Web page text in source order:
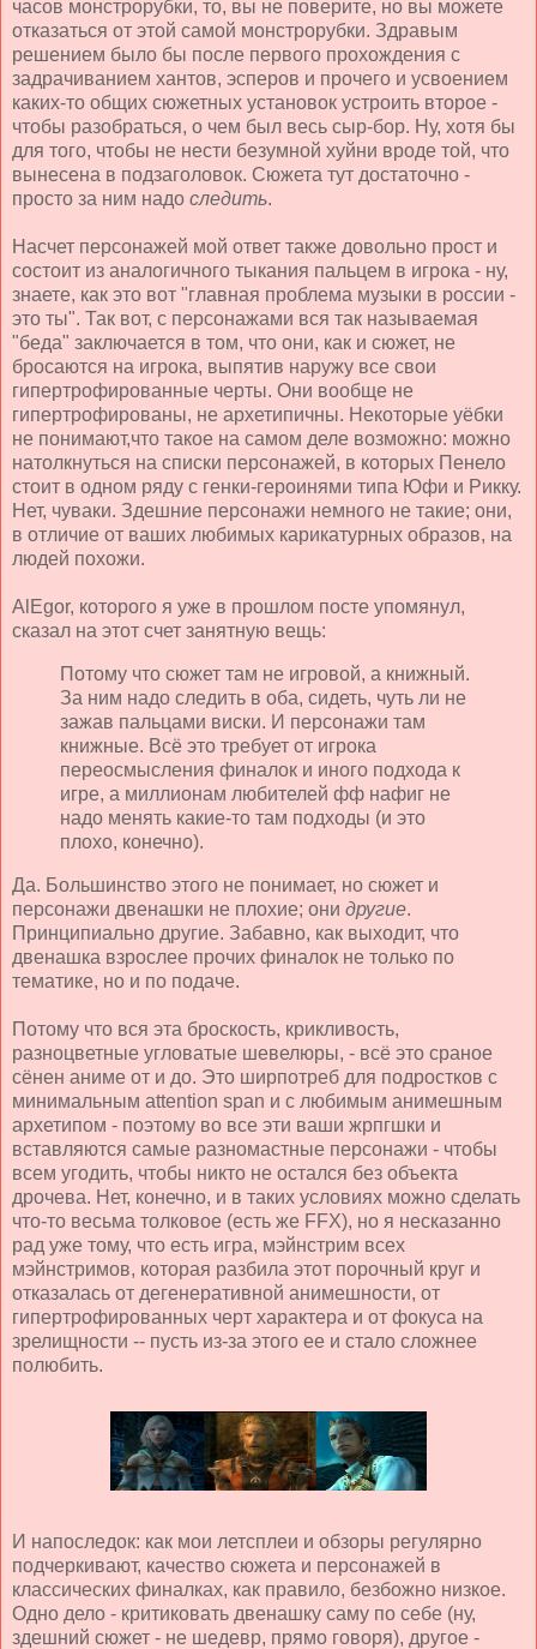
часов монстрорубки, то, вы не поверите, но вы можете
отказаться от этой самой монстрорубки. Здравым
решением было бы после первого прохождения с
задрачиванием хантов, эсперов и прочего и усвоением
каких-то общих сюжетных установок устроить второе -
чтобы разобраться, о чем был весь сыр-бор. Ну, хотя бы
для того, чтобы не нести безумной хуйни вроде той, что
вынесена в подзаголовок. Сюжета тут достаточно -
просто за ним надо следить.
Насчет персонажей мой ответ также довольно прост и
состоит из аналогичного тыкания пальцем в игрока - ну,
знаете, как это вот "главная проблема музыки в россии -
это ты". Так вот, с персонажами вся так называемая
"беда" заключается в том, что они, как и сюжет, не
бросаются на игрока, выпятив наружу все свои
гипертрофированные черты. Они вообще не
гипертрофированы, не архетипичны. Некоторые уёбки
не понимают,что такое на самом деле возможно: можно
натолкнуться на списки персонажей, в которых Пенело
стоит в одном ряду с генки-героинями типа Юфи и Рикку.
Нет, чуваки. Здешние персонажи немного не такие; они,
в отличие от ваших любимых карикатурных образов, на
людей похожи.
AlEgor, которого я уже в прошлом посте упомянул,
сказал на этот счет занятную вещь:
Потому что сюжет там не игровой, а книжный.
За ним надо следить в оба, сидеть, чуть ли не
зажав пальцами виски. И персонажи там
книжные. Всё это требует от игрока
переосмысления финалок и иного подхода к
игре, а миллионам любителей фф нафиг не
надо менять какие-то там подходы (и это
плохо, конечно).
Да. Большинство этого не понимает, но сюжет и
персонажи двенашки не плохие; они другие.
Принципиально другие. Забавно, как выходит, что
двенашка взрослее прочих финалок не только по
тематике, но и по подаче.
Потому что вся эта броскость, крикливость,
разноцветные угловатые шевелюры, - всё это сраное
сёнен аниме от и до. Это ширпотреб для подростков с
минимальным attention span и с любимым анимешным
архетипом - поэтому во все эти ваши жрпгшки и
вставляются самые разномастные персонажи - чтобы
всем угодить, чтобы никто не остался без объекта
дрочева. Нет, конечно, и в таких условиях можно сделать
что-то весьма толковое (есть же FFX), но я несказанно
рад уже тому, что есть игра, мэйнстрим всех
мэйнстримов, которая разбила этот порочный круг и
отказалась от дегенеративной анимешности, от
гипертрофированных черт характера и от фокуса на
зрелищности -- пусть из-за этого ее и стало сложнее
полюбить.
И напоследок: как мои летсплеи и обзоры регулярно
подчеркивают, качество сюжета и персонажей в
классических финалках, как правило, безбожно низкое.
Одно дело - критиковать двенашку саму по себе (ну,
здешний сюжет - не шедевр, прямо говоря), другое -